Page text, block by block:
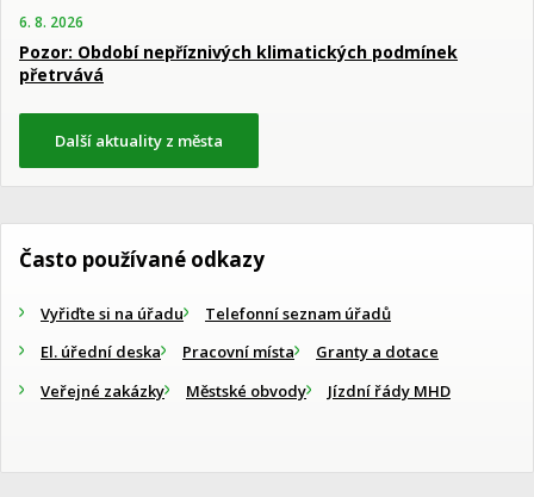
6. 8. 2026
Pozor: Období nepříznivých klimatických podmínek
přetrvává
Další aktuality z města
Často používané odkazy
Vyřiďte si na úřadu
Telefonní seznam úřadů
El. úřední deska
Pracovní místa
Granty a dotace
Veřejné zakázky
Městské obvody Jízdní řády MHD